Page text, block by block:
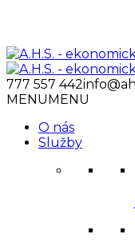
777 557 442
MENUMENU
O nás
Služby